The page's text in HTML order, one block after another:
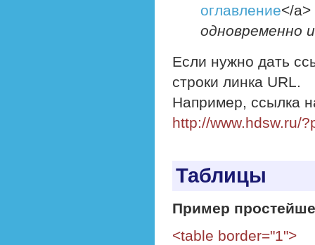
оглавление</
одновременно
Если нужно дать
строки линка URL.
Например, ссылка
http://www.hdsw.ru/
Таблицы
Пример
<table border="1">